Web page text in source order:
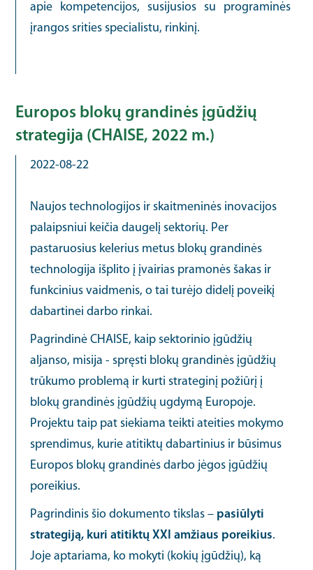
apie kompetencijos, susijusios su programinės
įrangos srities specialistu, rinkinį.
Europos blokų grandinės įgūdžių
strategija (CHAISE, 2022 m.)
2022-08-22
Naujos technologijos ir skaitmeninės inovacijos
palaipsniui keičia daugelį sektorių. Per
pastaruosius kelerius metus blokų grandinės
technologija išplito į įvairias pramonės šakas ir
funkcinius vaidmenis, o tai turėjo didelį poveikį
dabartinei darbo rinkai.
Pagrindinė CHAISE, kaip sektorinio įgūdžių
aljanso, misija - spręsti blokų grandinės įgūdžių
trūkumo problemą ir kurti strateginį požiūrį į
blokų grandinės įgūdžių ugdymą Europoje.
Projektu taip pat siekiama teikti ateities mokymo
sprendimus, kurie atitiktų dabartinius ir būsimus
Europos blokų grandinės darbo jėgos įgūdžių
poreikius.
Pagrindinis šio dokumento tikslas – pasiūlyti
strategiją, kuri atitiktų XXI amžiaus poreikius.
Joje aptariama, ko mokyti (kokių įgūdžių), ką